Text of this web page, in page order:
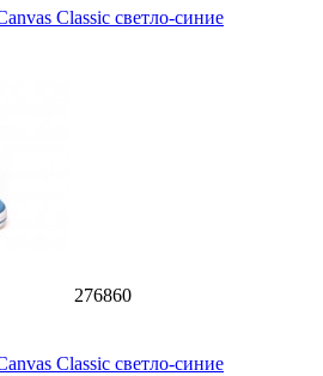
Classic светло-синие
276860
Classic светло-синие